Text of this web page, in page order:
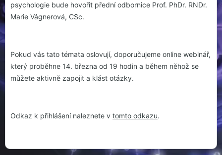
psychologie bude hovořit přední odbornice Prof. PhDr. RNDr.
Marie Vágnerová, CSc.
Pokud vás tato témata oslovují, doporučujeme online webinář,
který proběhne 14. března od 19 hodin a během něhož se
můžete aktivně zapojit a klást otázky.
Odkaz k přihlášení naleznete v tomto odkazu.